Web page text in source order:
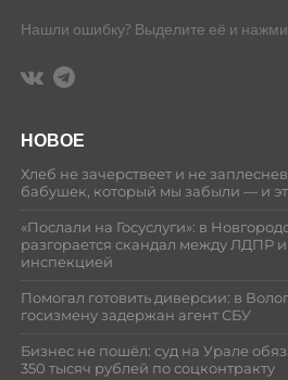
Нашли ошибку? Выделите её и
НОВОЕ
Хлеб не зачерствеет и не
бабушек, который мы забыли — и
«Послали на Госуслуги»: в
разгорается скандал между ЛДПР
инспекцией
Помогал готовить диверсии: в
госизмену задержан агент СБУ
Бизнес не пошёл: суд на Урале
350 тысяч рублей по соцконтракту